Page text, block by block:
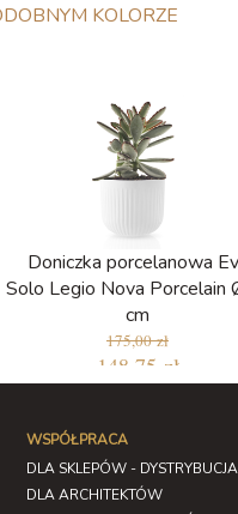
KOLORZE
Doniczka porcelanowa
Solo Legio Nova Porcelain
cm
175,00 zł
148,75 zł
WSPÓŁPRACA
DLA SKLEPÓW - DYSTRYBUCJA
DLA ARCHITEKTÓW